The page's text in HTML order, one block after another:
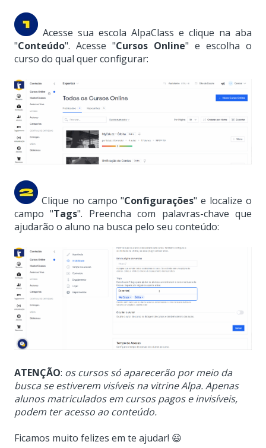
Acesse sua escola AlpaClass e clique na aba
"Conteúdo". Acesse "Cursos Online" e escolha o
curso do qual quer configurar:
Clique no campo "Configurações" e localize o
campo "Tags". Preencha com palavras-chave que
ajudarão o aluno na busca pelo seu conteúdo:
ATENÇÃO: os cursos só aparecerão por meio da
busca se estiverem visíveis na vitrine Alpa. Apenas
alunos matriculados em cursos pagos e invisíveis,
podem ter acesso ao conteúdo.
Ficamos muito felizes em te ajudar! 😃